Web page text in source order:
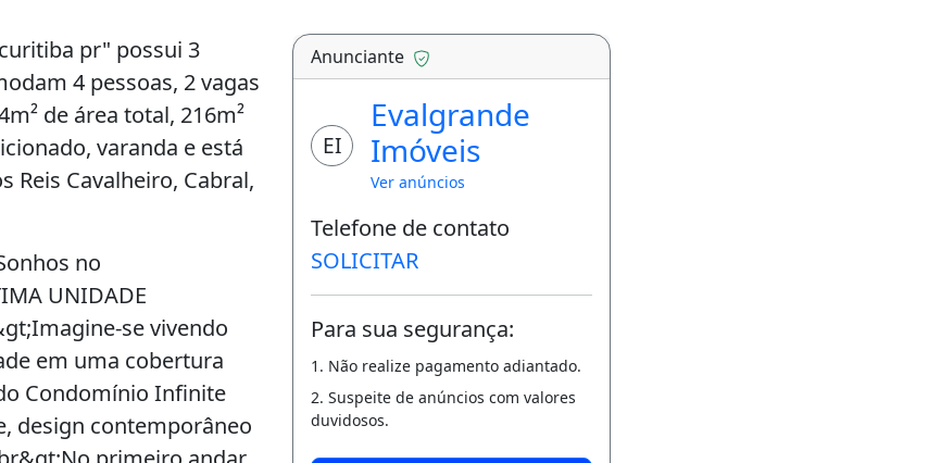
pr" possui 3
4 pessoas, 2 vagas
de área total, 216m²
varanda e está
Reis Cavalheiro, Cabral,
no
UNIDADE
se vivendo
em uma cobertura
Condomínio Infinite
design contemporâneo
Anunciante
EI
Evalgrande
Imóveis
Ver anúncios
Telefone de contato
SOLICITAR
Para sua segurança:
1. Não realize pagamento adiantado.
2. Suspeite de anúncios com valores
duvidosos.